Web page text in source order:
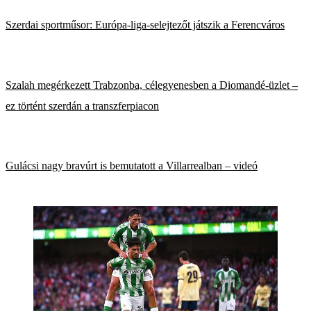
Szerdai sportműsor: Európa-liga-selejtezőt játszik a Ferencváros
Szalah megérkezett Trabzonba, célegyenesben a Diomandé-üzlet –
ez történt szerdán a transzferpiacon
Gulácsi nagy bravúrt is bemutatott a Villarrealban – videó